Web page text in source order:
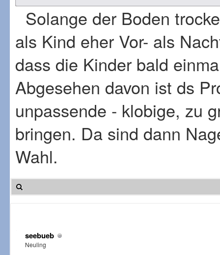
Solange der Boden
als Kind eher Vor- als
dass die Kinder bald
Abgesehen davon ist ds
unpassende - klobige, zu
bringen. Da sind dann
Wahl.
seebueb
Neuling